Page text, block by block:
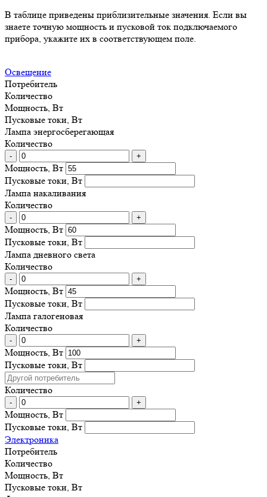
В таблице приведены приблизительные значения. Если вы
знаете точную мощность и пусковой ток подключаемого
прибора, укажите их в соответствующем поле.
Освещение
Потребитель
Количество
Мощность, Вт
Пусковые токи, Вт
Лампа энергосберегающая
Количество
- +
Мощность, Вт
Пусковые токи, Вт
Лампа накаливания
Количество
- +
Мощность, Вт
Пусковые токи, Вт
Лампа дневного света
Количество
- +
Мощность, Вт
Пусковые токи, Вт
Лампа галогеновая
Количество
- +
Мощность, Вт
Пусковые токи, Вт
Количество
- +
Мощность, Вт
Пусковые токи, Вт
Электроника
Потребитель
Количество
Мощность, Вт
Пусковые токи, Вт